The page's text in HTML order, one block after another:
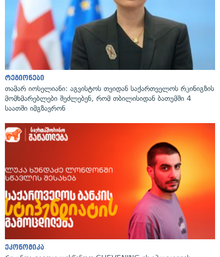
რეგიონები
თამარ იოსელიანი: აგვისტოს თვიდან საქართველოს რკინიგზის
მომხმარებლები შეძლებენ, რომ თბილისიდან ბათუმში 4
საათში იმგზავრონ
ეკონომიკა